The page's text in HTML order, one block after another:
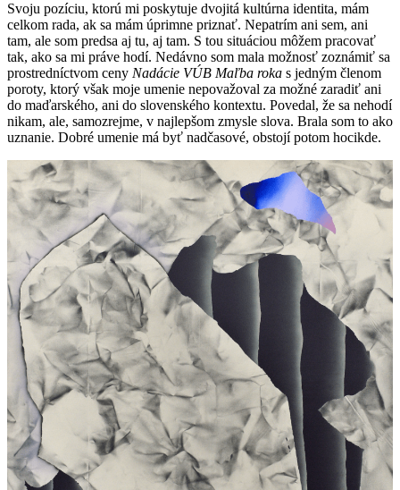
Svoju pozíciu, ktorú mi poskytuje dvojitá kultúrna identita, mám
celkom rada, ak sa mám úprimne priznať. Nepatrím ani sem, ani
tam, ale som predsa aj tu, aj tam. S tou situáciou môžem pracovať
tak, ako sa mi práve hodí. Nedávno som mala možnosť zoznámiť sa
prostredníctvom ceny Nadácie VÚB Maľba roka s jedným členom
poroty, ktorý však moje umenie nepovažoval za možné zaradiť ani
do maďarského, ani do slovenského kontextu. Povedal, že sa nehodí
nikam, ale, samozrejme, v najlepšom zmysle slova. Brala som to ako
uznanie. Dobré umenie má byť nadčasové, obstojí potom hocikde.